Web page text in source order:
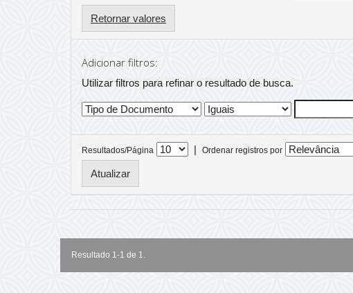
Retornar valores
Adicionar filtros:
Utilizar filtros para refinar o resultado de busca.
Resultados/Página | Ordenar registros por
Resultado 1-1 de 1.